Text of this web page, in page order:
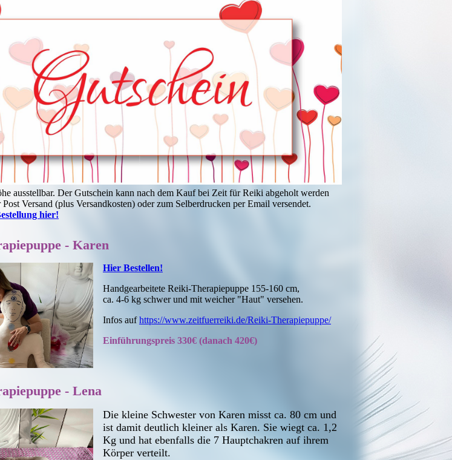
ausstellbar. Der Gutschein kann nach dem Kauf bei Zeit für Reiki abgeholt werden
Versand (plus Versandkosten) oder zum Selberdrucken per Email versendet.
hier!
- Karen
Hier Bestellen!
Handgearbeitete Reiki-Therapiepuppe 155-160 cm,
ca. 4-6 kg schwer und mit weicher "Haut" versehen.
Infos aufhttps://www.zeitfuerreiki.de/Reiki-Therapiepuppe/
Einführungspreis 330€ (danach 420€)
- Lena
Die kleine Schwester von Karen misst ca. 80 cm und
ist damit deutlich kleiner als Karen. Sie wiegt ca. 1,2
Kg und hat ebenfalls die 7 Hauptchakren auf ihrem
Körper verteilt.